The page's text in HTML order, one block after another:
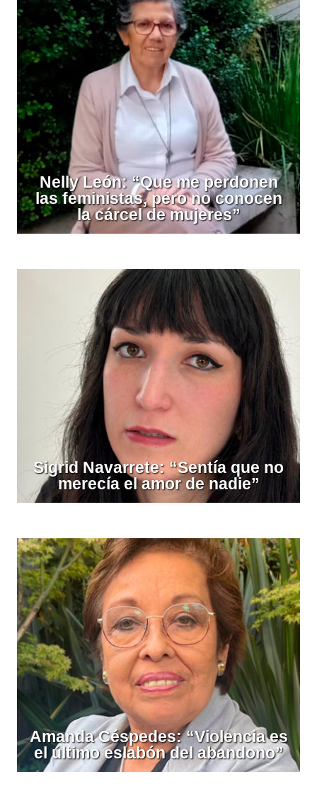
Nelly León: “Que me perdonen
las feministas, pero no conocen
la cárcel de mujeres”
Sigrid Navarrete: “Sentía que no
merecía el amor de nadie”
Amanda Céspedes: “Violencia es
el último eslabón del abandono”